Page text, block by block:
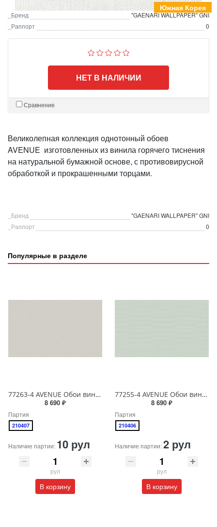
Южная Корея
_Бренд
"GAENARI WALLPAPER" GNI
_Раппорт
0
НЕТ В НАЛИЧИИ
Сравнение
Великолепная коллекция однотонный обоев
AVENUE изготовленных из винила горячего тиснения
на натуральной бумажной основе, с противовирусной
обработкой и прокрашенными торцами.
_Бренд
"GAENARI WALLPAPER" GNI
_Раппорт
0
Популярные в разделе
77263-4 AVENUE Обои виниловые на бумажной основе 1.06*15.5
8 690 ₽
Партия
210407
Наличие партии: 10 рул
рул
В корзину
77255-4 AVENUE Обои виниловые на бумажной основе 1.06*15.5
8 690 ₽
Партия
210406
Наличие партии:2 рул
рул
В корзину